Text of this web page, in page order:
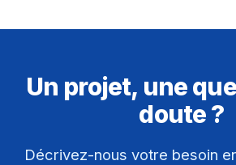
Un projet, une
doute ?
Décrivez-nous votre besoin